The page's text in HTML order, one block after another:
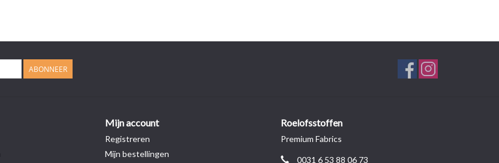
ABONNEER
Mijn account
Registreren
Mijn bestellingen
Roelofsstoffen
Premium Fabrics
0031 6 53 88 06 73